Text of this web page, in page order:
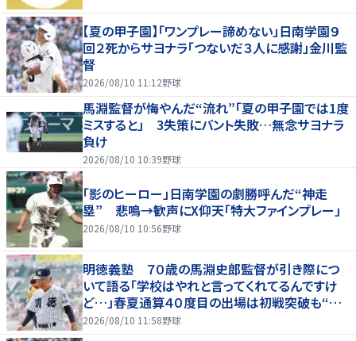
【夏の甲子園】「ワンプレー諦めない」日南学園９
回２死からサヨナラ「つないだ３人に感謝」金川監
督
2026/08/10 11:12野球
馬淵監督が悔やんだ“流れ”「夏の甲子園では1度
ミスすると」 3失策にバント失敗…無念サヨナラ
負け
2026/08/10 10:39野球
「影のヒーロー」日南学園の劇勝呼んだ“神走
塁” 悲鳴→歓声にX仰天「特大ファインプレー」
2026/08/10 10:56野球
明徳義塾 ７０歳の馬淵史郎監督が引き際につ
いて語る「学校はやれと言ってくれてるんですけ
ど…」春夏通算４０度目の出場は初戦突破も“馬
淵節”炸裂
2026/08/10 11:58野球